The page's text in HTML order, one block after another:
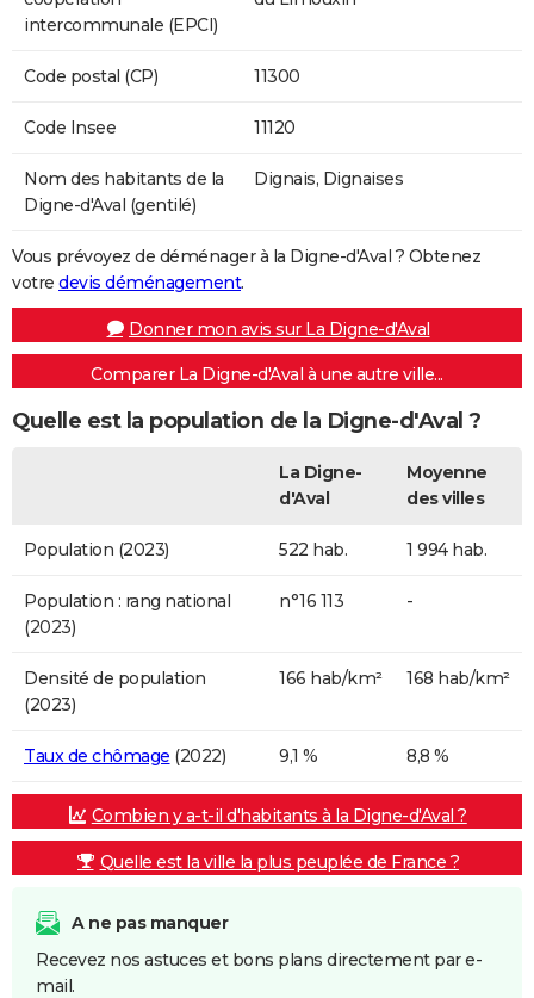
intercommunale (EPCI)
Code postal (CP) 11300
Code Insee 11120
Nom des habitants de la
Digne-d'Aval (gentilé)
Dignais, Dignaises
Vous prévoyez de déménager à la Digne-d'Aval ? Obtenez
votre devis déménagement.
Donner mon avis sur La Digne-d'Aval
Comparer La Digne-d'Aval à une autre ville...
Quelle est la population de la Digne-d'Aval ?
La Digne-
d'Aval
Moyenne
des villes
Population (2023) 522 hab. 1 994 hab.
Population : rang national
(2023)
n°16 113 -
Densité de population
(2023)
166 hab/km² 168 hab/km²
Taux de chômage (2022) 9,1 % 8,8 %
Combien y a-t-il d'habitants à la Digne-d'Aval ?
Quelle est la ville la plus peuplée de France ?
A ne pas manquer
Recevez nos astuces et bons plans directement par e-
mail.